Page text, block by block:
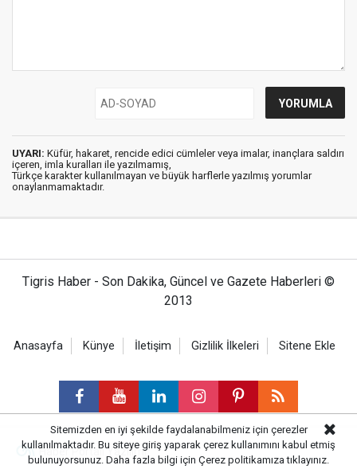
UYARI: Küfür, hakaret, rencide edici cümleler veya imalar, inançlara saldırı
içeren, imla kuralları ile yazılmamış,
Türkçe karakter kullanılmayan ve büyük harflerle yazılmış yorumlar
onaylanmamaktadır.
Tigris Haber - Son Dakika, Güncel ve Gazete Haberleri ©
2013
Anasayfa Künye İletişim Gizlilik İlkeleri Sitene Ekle
Haber Portalı Yazılımı
Sitemizden en iyi şekilde faydalanabilmeniz için çerezler
kullanılmaktadır. Bu siteye giriş yaparak çerez kullanımını kabul etmiş
bulunuyorsunuz. Daha fazla bilgi için Çerez politikamıza tıklayınız.